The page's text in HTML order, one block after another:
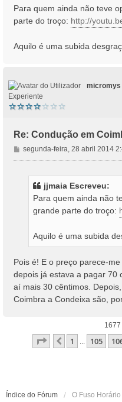
n
e
Para quem ainda não teve
parte do troço: http://
Aquilo é uma subida
micromys
Experiente
Re: Condução em
M
e
segunda-feira, 28 abril 2014
jjmaia Escreveu:
Para quem ainda não
grande parte do troço:
Aquilo é uma subida
Pois é! E o preço parece-
depois já estava a pagar 70
aí mais 30 cêntimos.
Coimbra a Condeixa são,
Página 107 De112
Anterior
1 ... 105
Índice do Fórum O Fuso